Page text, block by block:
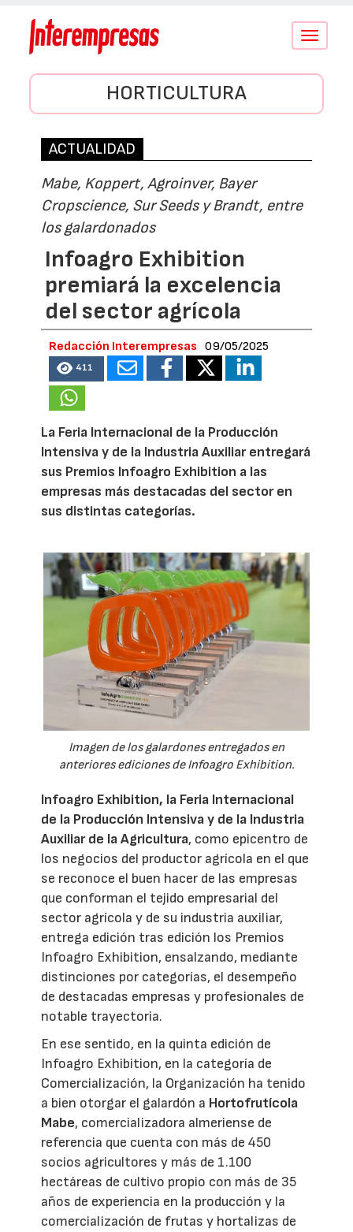
Conmutar
HORTICULTURA
ACTUALIDAD
Mabe, Koppert, Agroinver, Bayer
Cropscience, Sur Seeds y Brandt, entre
los galardonados
Infoagro Exhibition
premiará la excelencia
del sector agrícola
Redacción Interempresas 09/05/2025
411
La Feria Internacional de la Producción
Intensiva y de la Industria Auxiliar entregará
sus Premios Infoagro Exhibition a las
empresas más destacadas del sector en
sus distintas categorías.
Imagen de los galardones entregados en
anteriores ediciones de Infoagro Exhibition.
Infoagro Exhibition, la Feria Internacional
de la Producción Intensiva y de la Industria
Auxiliar de la Agricultura, como epicentro de
los negocios del productor agrícola en el que
se reconoce el buen hacer de las empresas
que conforman el tejido empresarial del
sector agrícola y de su industria auxiliar,
entrega edición tras edición los Premios
Infoagro Exhibition, ensalzando, mediante
distinciones por categorías, el desempeño
de destacadas empresas y profesionales de
notable trayectoria.
En ese sentido, en la quinta edición de
Infoagro Exhibition, en la categoría de
Comercialización, la Organización ha tenido
a bien otorgar el galardón a Hortofrutícola
Mabe, comercializadora almeriense de
referencia que cuenta con más de 450
socios agricultores y más de 1.100
hectáreas de cultivo propio con más de 35
años de experiencia en la producción y la
comercialización de frutas y hortalizas de